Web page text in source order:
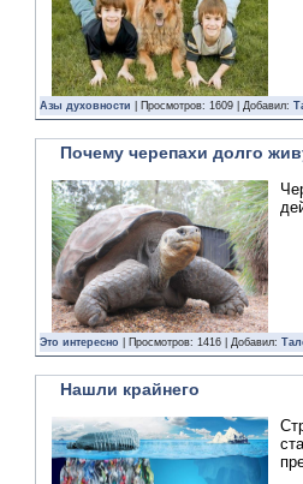
Азы духовности | Просмотров: 1609 | Добавил:
Почему черепахи долго
Это интересно | Просмотров: 1416 | Добавил:
Нашли крайнего